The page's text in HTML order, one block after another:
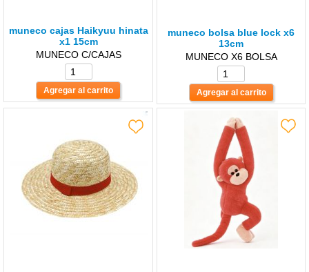
muneco cajas Haikyuu hinata
x1 15cm
MUNECO C/CAJAS
muneco bolsa blue lock x6
13cm
MUNECO X6 BOLSA